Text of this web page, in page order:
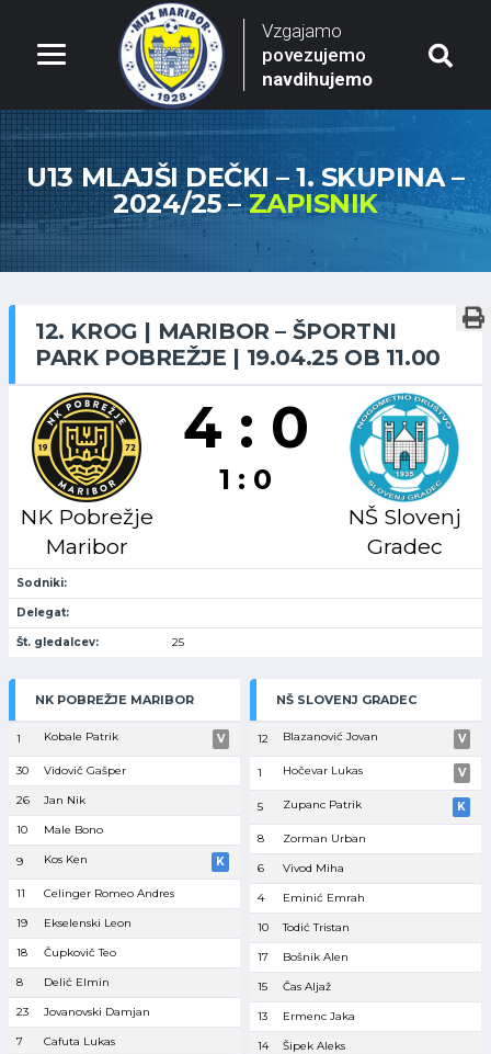
Vzgajamo
povezujemo
navdihujemo
U13 MLAJŠI DEČKI – 1. SKUPINA –
2024/25 –ZAPISNIK
12. KROG | MARIBOR – ŠPORTNI
PARK POBREŽJE | 19.04.25 OB 11.00
NK Pobrežje
Maribor
4 : 0
1 : 0
NŠ Slovenj
Gradec
Sodniki:
Delegat:
Št. gledalcev: 25
NK POBREŽJE MARIBOR
1 Kobale Patrik V
30 Vidovič Gašper
26 Jan Nik
10 Male Bono
9 Kos Ken K
11 Celinger Romeo Andres
19 Ekselenski Leon
18 Čupkovič Teo
8 Delić Elmin
23 Jovanovski Damjan
7 Cafuta Lukas
NŠ SLOVENJ GRADEC
12 Blazanović Jovan V
1 Hočevar Lukas V
5 Zupanc Patrik K
8 Zorman Urban
6 Vivod Miha
4 Eminić Emrah
10 Todić Tristan
17 Bošnik Alen
15 Čas Aljaž
13 Ermenc Jaka
14 Šipek Aleks